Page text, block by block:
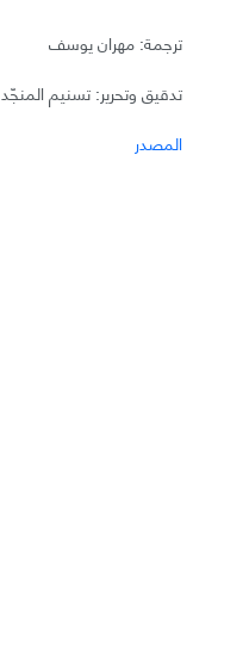
ترجمة: مهران يوسف
تدقيق وتحرير: تسنيم المنجّد
المصدر